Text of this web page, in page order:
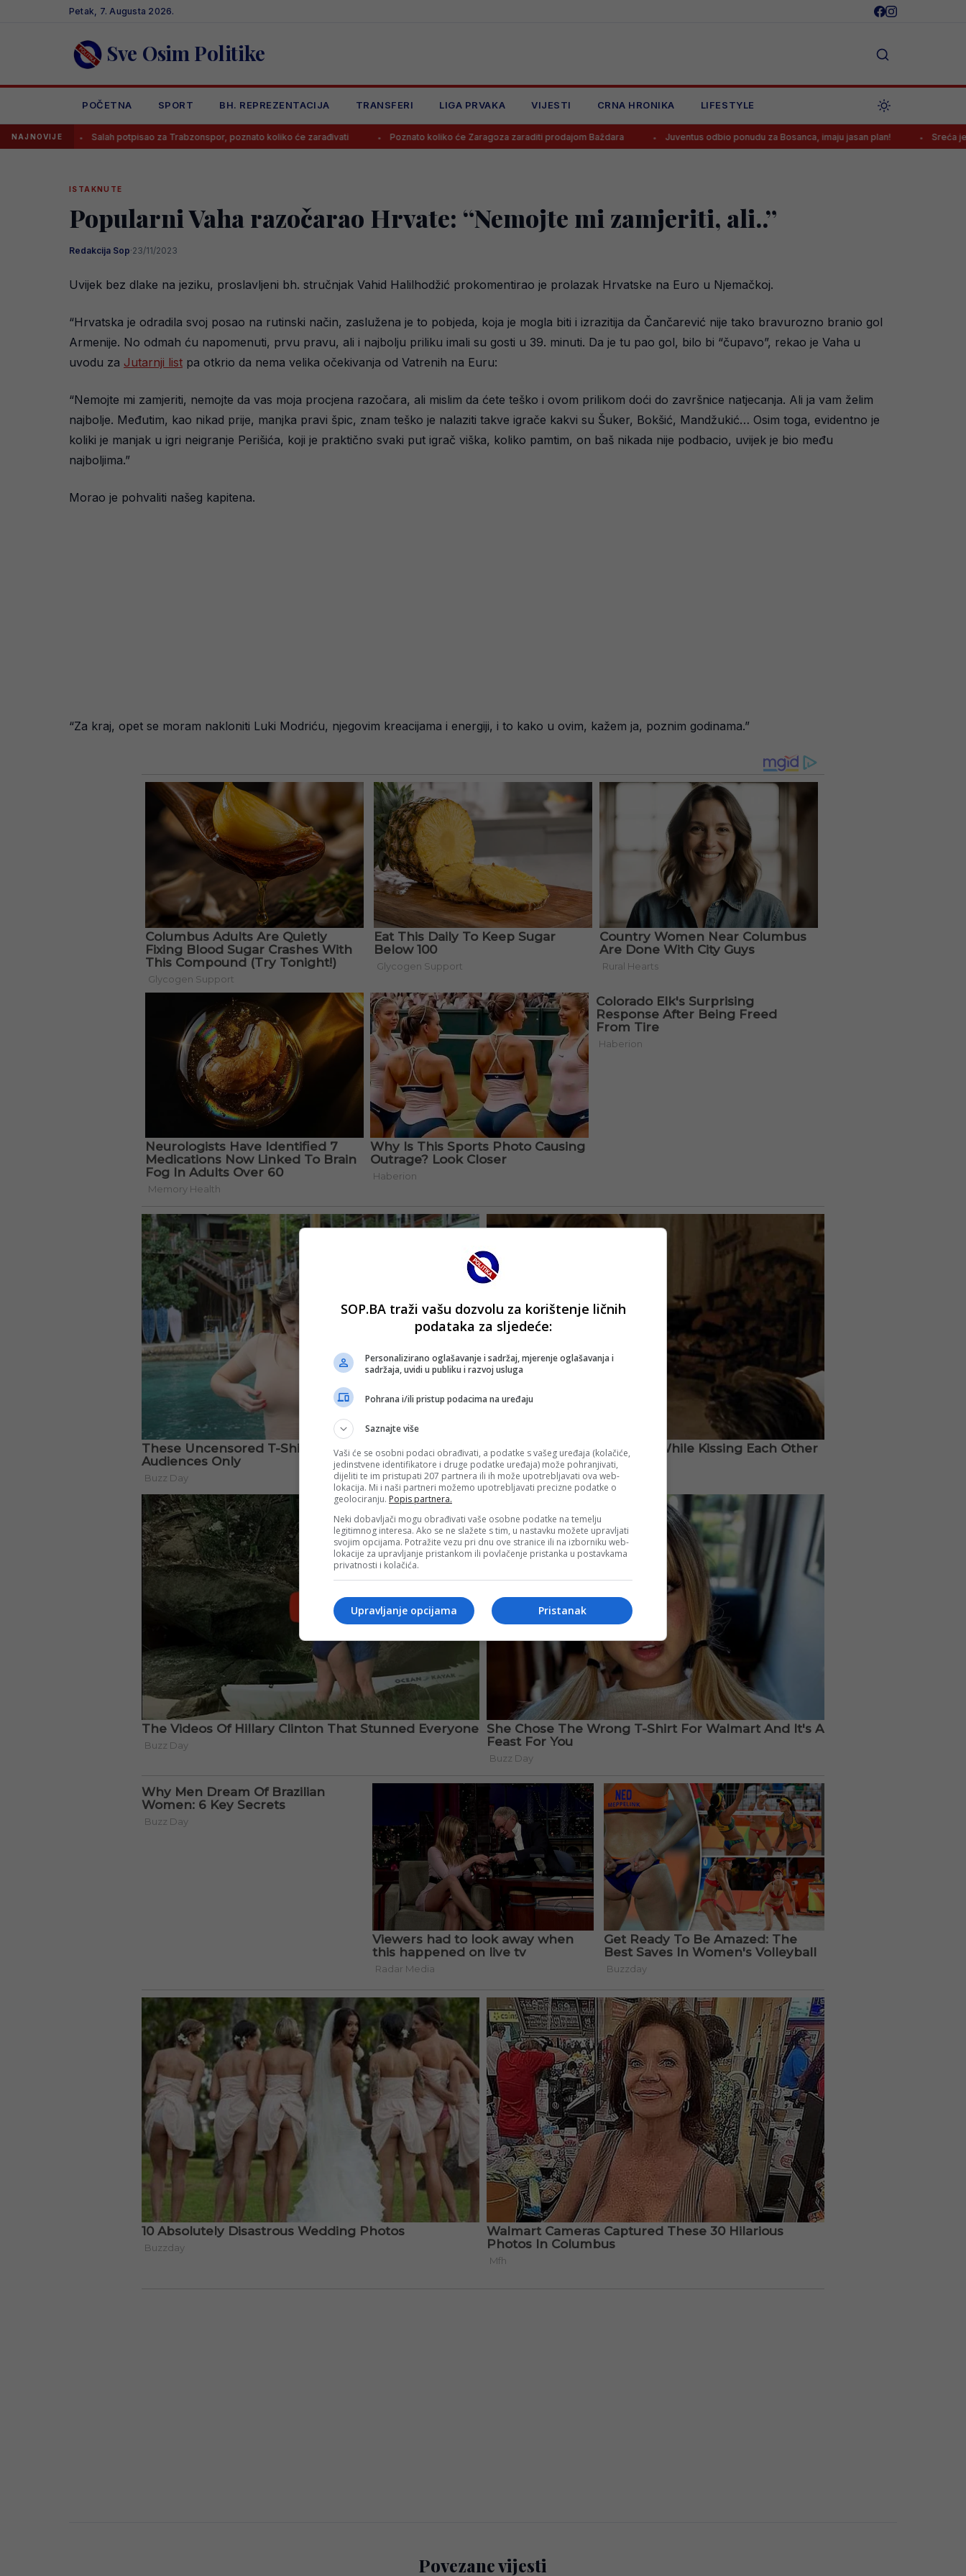
Petak, 7. Augusta 2026.
Sve Osim Politike
POČETNA SPORT BH. REPREZENTACIJA TRANSFERI LIGA PRVAKA VIJESTI CRNA HRONIKA LIFESTYLE
NAJNOVIJE
Salah potpisao za Trabzonspor, poznato koliko će zarađivati Poznato koliko će Zaragoza zaraditi prodajom Baždara Juventus odbio ponudu za Bosanca, imaju jasan plan! Sreća je Emanu
ISTAKNUTE
Popularni Vaha razočarao Hrvate: “Nemojte mi zamjeriti, ali..”
Redakcija Sop·23/11/2023
Uvijek bez dlake na jeziku, proslavljeni bh. stručnjak Vahid Halilhodžić prokomentirao je prolazak Hrvatske na Euro u Njemačkoj.
“Hrvatska je odradila svoj posao na rutinski način, zaslužena je to pobjeda, koja je mogla biti i izrazitija da Čančarević nije tako bravurozno branio gol
Armenije. No odmah ću napomenuti, prvu pravu, ali i najbolju priliku imali su gosti u 39. minuti. Da je tu pao gol, bilo bi “čupavo”, rekao je Vaha u
uvodu za Jutarnji list pa otkrio da nema velika očekivanja od Vatrenih na Euru:
“Nemojte mi zamjeriti, nemojte da vas moja procjena razočara, ali mislim da ćete teško i ovom prilikom doći do završnice natjecanja. Ali ja vam želim
najbolje. Međutim, kao nikad prije, manjka pravi špic, znam teško je nalaziti takve igrače kakvi su Šuker, Bokšić, Mandžukić… Osim toga, evidentno je
koliki je manjak u igri neigranje Perišića, koji je praktično svaki put igrač viška, koliko pamtim, on baš nikada nije podbacio, uvijek je bio među
najboljima.”
Morao je pohvaliti našeg kapitena.
“Za kraj, opet se moram nakloniti Luki Modriću, njegovim kreacijama i energiji, i to kako u ovim, kažem ja, poznim godinama.”
Povezane vijesti
SOP.BA traži vašu dozvolu za korištenje ličnih
podataka za sljedeće:
Personalizirano oglašavanje i sadržaj, mjerenje oglašavanja i
sadržaja, uvidi u publiku i razvoj usluga
Pohrana i/ili pristup podacima na uređaju
Saznajte više
Vaši će se osobni podaci obrađivati, a podatke s vašeg uređaja (kolačiće,
jedinstvene identifikatore i druge podatke uređaja) može pohranjivati,
dijeliti te im pristupati 207 partnera ili ih može upotrebljavati ova web-
lokacija. Mi i naši partneri možemo upotrebljavati precizne podatke o
geolociranju. Popis partnera.
Neki dobavljači mogu obrađivati vaše osobne podatke na temelju
legitimnog interesa. Ako se ne slažete s tim, u nastavku možete upravljati
svojim opcijama. Potražite vezu pri dnu ove stranice ili na izborniku web-
lokacije za upravljanje pristankom ili povlačenje pristanka u postavkama
privatnosti i kolačića.
Pristanak
Upravljanje opcijama